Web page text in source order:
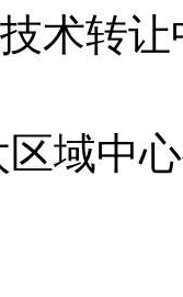
术转
域中